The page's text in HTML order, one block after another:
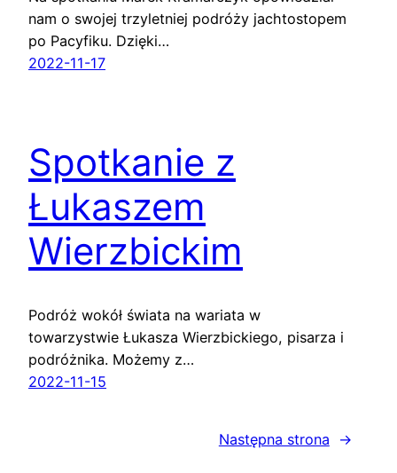
nam o swojej trzyletniej podróży jachtostopem
po Pacyfiku. Dzięki…
2022-11-17
Spotkanie z
Łukaszem
Wierzbickim
Podróż wokół świata na wariata w
towarzystwie Łukasza Wierzbickiego, pisarza i
podróżnika. Możemy z…
2022-11-15
Następna strona →